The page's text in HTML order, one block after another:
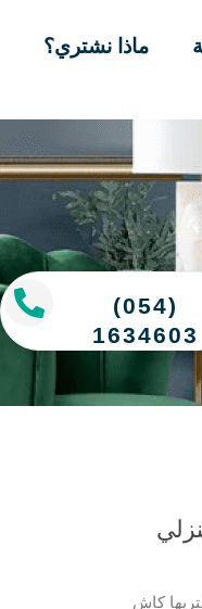
ماذا نشتري؟
(054)
1634603